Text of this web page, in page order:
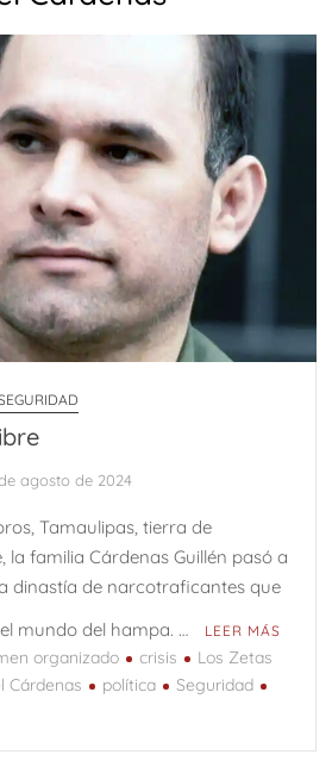
agosto de 2024
Tamaulipas, tierra de
la familia Cárdenas Guillén pasó a
dinastía de narcotraficantes que
mundo del hampa. …
LEER MÁS
organizado crisis
Los Zetas
Cárdenas política
Seguridad